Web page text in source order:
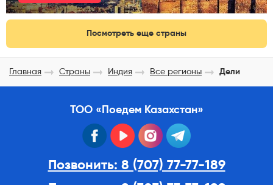
Посмотреть еще страны
Главная Страны Индия Все регионы Дели
ТОО «Поедем Казахстан»
facebook youtube instagram
Позвонить: 8 (707) 77-77-189